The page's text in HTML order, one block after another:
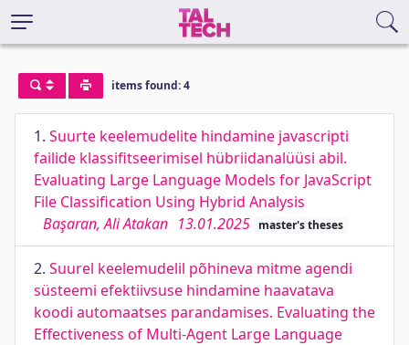
items found: 4
1. Suurte keelemudelite hindamine javascripti
failide klassifitseerimisel hübriidanalüüsi abil.
Evaluating Large Language Models for JavaScript
File Classification Using Hybrid Analysis
Başaran, Ali Atakan 13.01.2025 master's theses
2. Suurel keelemudelil põhineva mitme agendi
süsteemi efektiivsuse hindamine haavatava
koodi automaatses parandamises. Evaluating the
Effectiveness of Multi-Agent Large Language